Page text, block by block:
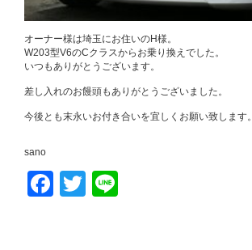
オーナー様は埼玉にお住いのH様。
W203型V6のCクラスからお乗り換えでした。
いつもありがとうございます。
差し入れのお饅頭もありがとうございました。
今後とも末永いお付き合いを宜しくお願い致します。
sano
Facebook
Twitter